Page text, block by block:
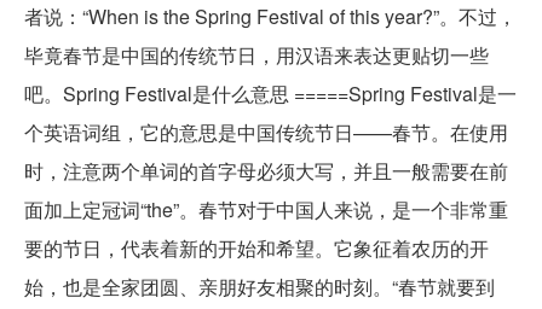
者说：“When is the Spring Festival of this year?”。不过，
毕竟春节是中国的传统节日，用汉语来表达更贴切一些
吧。Spring Festival是什么意思 =====Spring Festival是一
个英语词组，它的意思是中国传统节日——春节。在使用
时，注意两个单词的首字母必须大写，并且一般需要在前
面加上定冠词“the”。春节对于中国人来说，是一个非常重
要的节日，代表着新的开始和希望。它象征着农历的开
始，也是全家团圆、亲朋好友相聚的时刻。“春节就要到